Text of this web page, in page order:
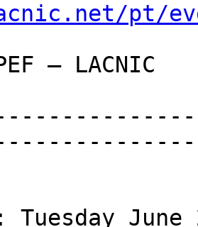
pt/
– LACNIC
Tuesday